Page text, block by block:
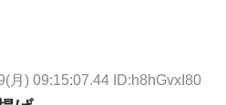
月) 09:15:07.44 ID:h8hGvxI80